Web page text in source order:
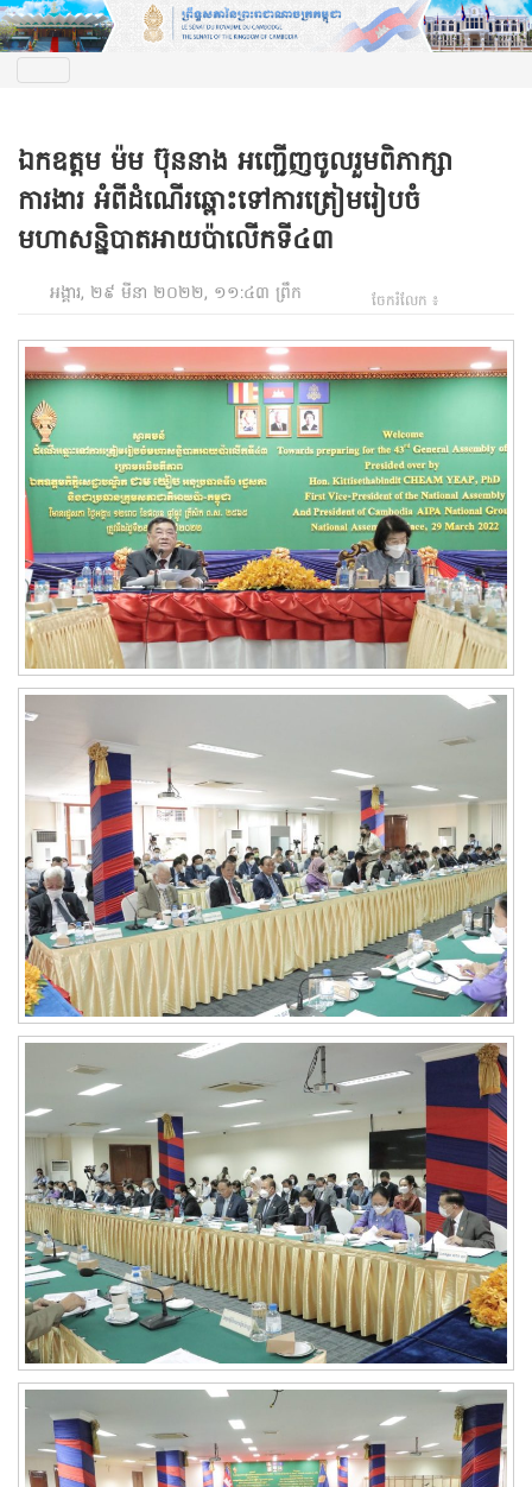
ឯកឧត្តម ម៉ម ប៊ុននាង អញ្ជេីញចូលរួមពិភាក្សា
ការងារ អំពីដំណេីរឆ្ពោះទៅការត្រៀមរៀបចំ
មហាសន្និបាតអាយប៉ាលេីកទី៤៣
អង្គារ, ២៩ មីនា ២០២២, ១១:៤៣ ព្រឹក ចែករំលែក ៖